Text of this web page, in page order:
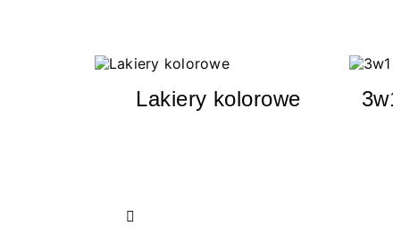
Lakiery kolorowe